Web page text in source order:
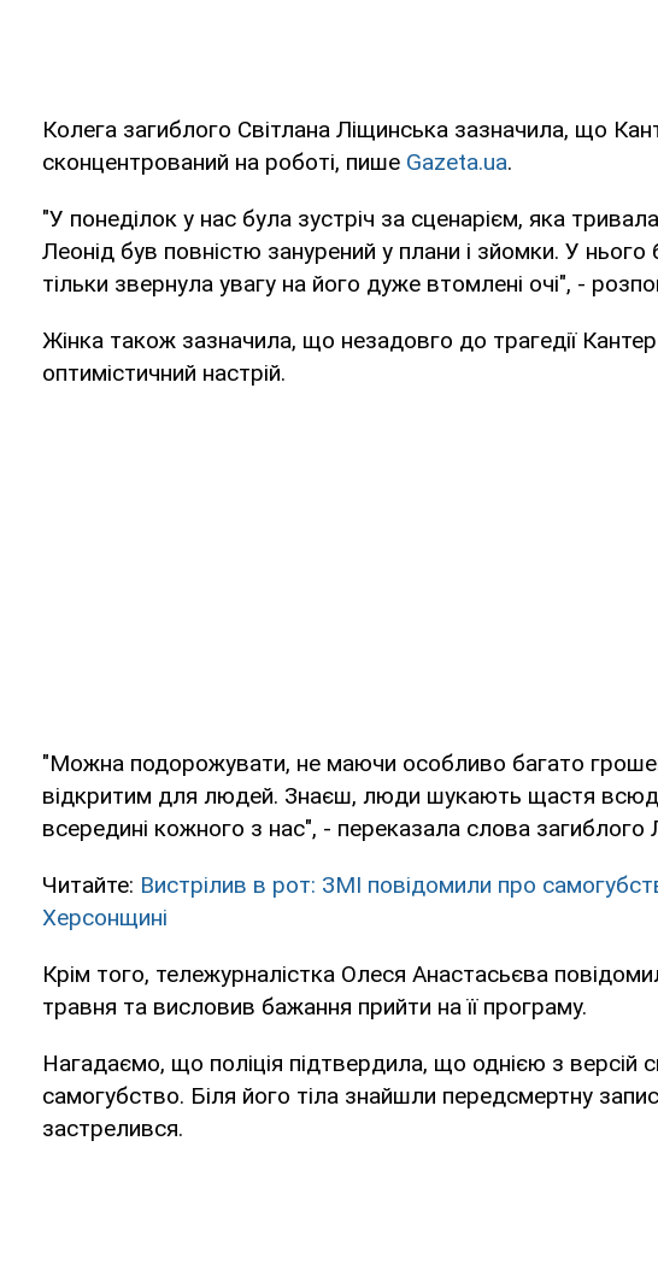
Колега загиблого Світлана Ліщинська зазначила, що
сконцентрований на роботі, пише Gazeta.ua.
"У понеділок у нас була зустріч за сценарієм, яка
Леонід був повністю занурений у плани і зйомки. У нього
тільки звернула увагу на його дуже втомлені очі", -
Жінка також зазначила, що незадовго до трагедії
оптимістичний настрій.
"Можна подорожувати, не маючи особливо багато
відкритим для людей. Знаєш, люди шукають щастя
всередині кожного з нас", - переказала слова загиблого
Читайте: Вистрілив в рот: ЗМІ повідомили про
Херсонщині
Крім того, тележурналістка Олеся Анастасьєва
травня та висловив бажання прийти на її програму.
Нагадаємо, що поліція підтвердила, що однією з версій
самогубство. Біля його тіла знайшли передсмертну
застрелився.